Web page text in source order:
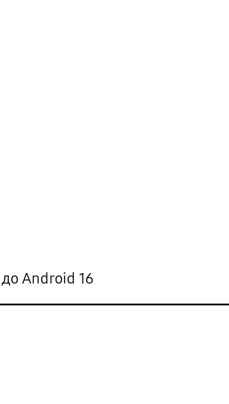
Android 16